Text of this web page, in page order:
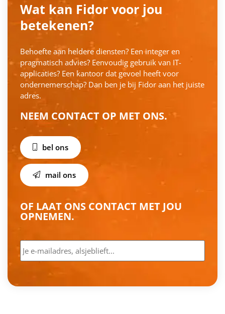
Wat kan Fidor voor jou
betekenen?
Behoefte aan heldere diensten? Een integer en
pragmatisch advies? Eenvoudig gebruik van IT-
applicaties? Een kantoor dat gevoel heeft voor
ondernemerschap? Dan ben je bij Fidor aan het juiste
adres.
NEEM CONTACT OP MET ONS.
bel ons
mail ons
OF LAAT ONS CONTACT MET JOU
OPNEMEN.
E-
mailadres *